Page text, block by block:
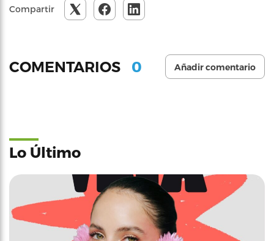
Compartir
COMENTARIOS 0 Añadir comentario
Lo Último